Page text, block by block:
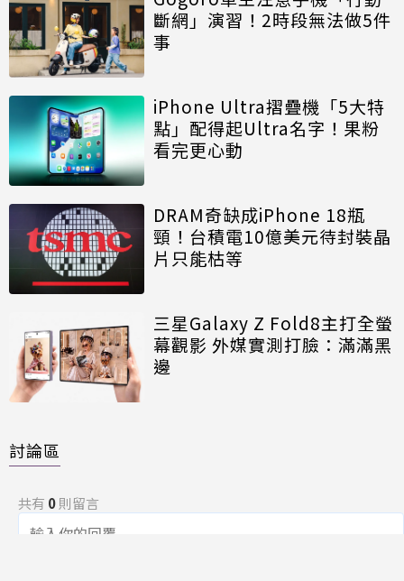
斷網」演習！2時段無法做5件
事
iPhone Ultra摺疊機「5大特
點」配得起Ultra名字！果粉
看完更心動
DRAM奇缺成iPhone 18瓶
頸！台積電10億美元待封裝晶
片只能枯等
三星Galaxy Z Fold8主打全螢
幕觀影 外媒實測打臉：滿滿黑
邊
討論區
共有 0則留言